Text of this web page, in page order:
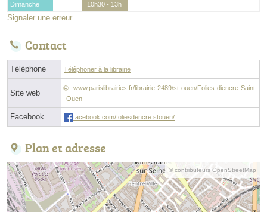
Dimanche
10h30 - 13h
Signaler une erreur
Contact
Téléphone Téléphoner à la librairie
Site web
www.parislibrairies.fr/librairie-2489/st-ouen/Folies-diencre-Saint
-Ouen
Facebook facebook.com/foliesdencre.stouen/
Plan et adresse
© contributeurs OpenStreetMap